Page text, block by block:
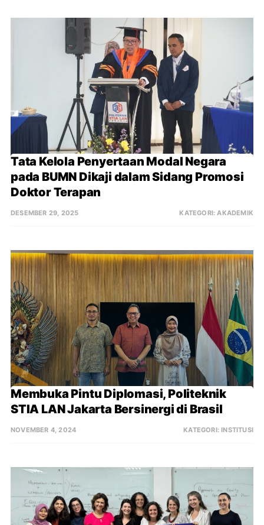
Tata Kelola Penyertaan Modal Negara
pada BUMN Dikaji dalam Sidang Promosi
Doktor Terapan
DESEMBER 29, 2025 KATEGORI:AKADEMIK
Membuka Pintu Diplomasi, Politeknik
STIA LAN Jakarta Bersinergi di Brasil
NOVEMBER 4, 2024 KATEGORI:INSTITUSI